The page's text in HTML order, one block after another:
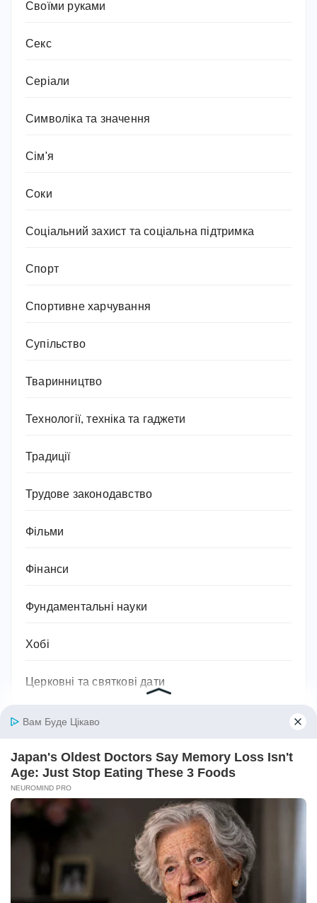
Своїми руками
Секс
Серіали
Символіка та значення
Сім'я
Соки
Соціальний захист та соціальна підтримка
Спорт
Спортивне харчування
Супільство
Тваринництво
Технології, техніка та гаджети
Традиції
Трудове законодавство
Фільми
Фінанси
Фундаментальні науки
Хобі
Церковні та святкові дати
Цікаві та визначні місця
Цікаві та визначні постаті
Ювелірні вироби та прикраси